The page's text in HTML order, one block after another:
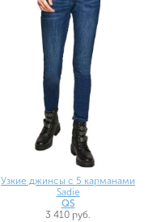
Узкие джинсы с 5 карманами
Sadie
QS
3 410 руб.